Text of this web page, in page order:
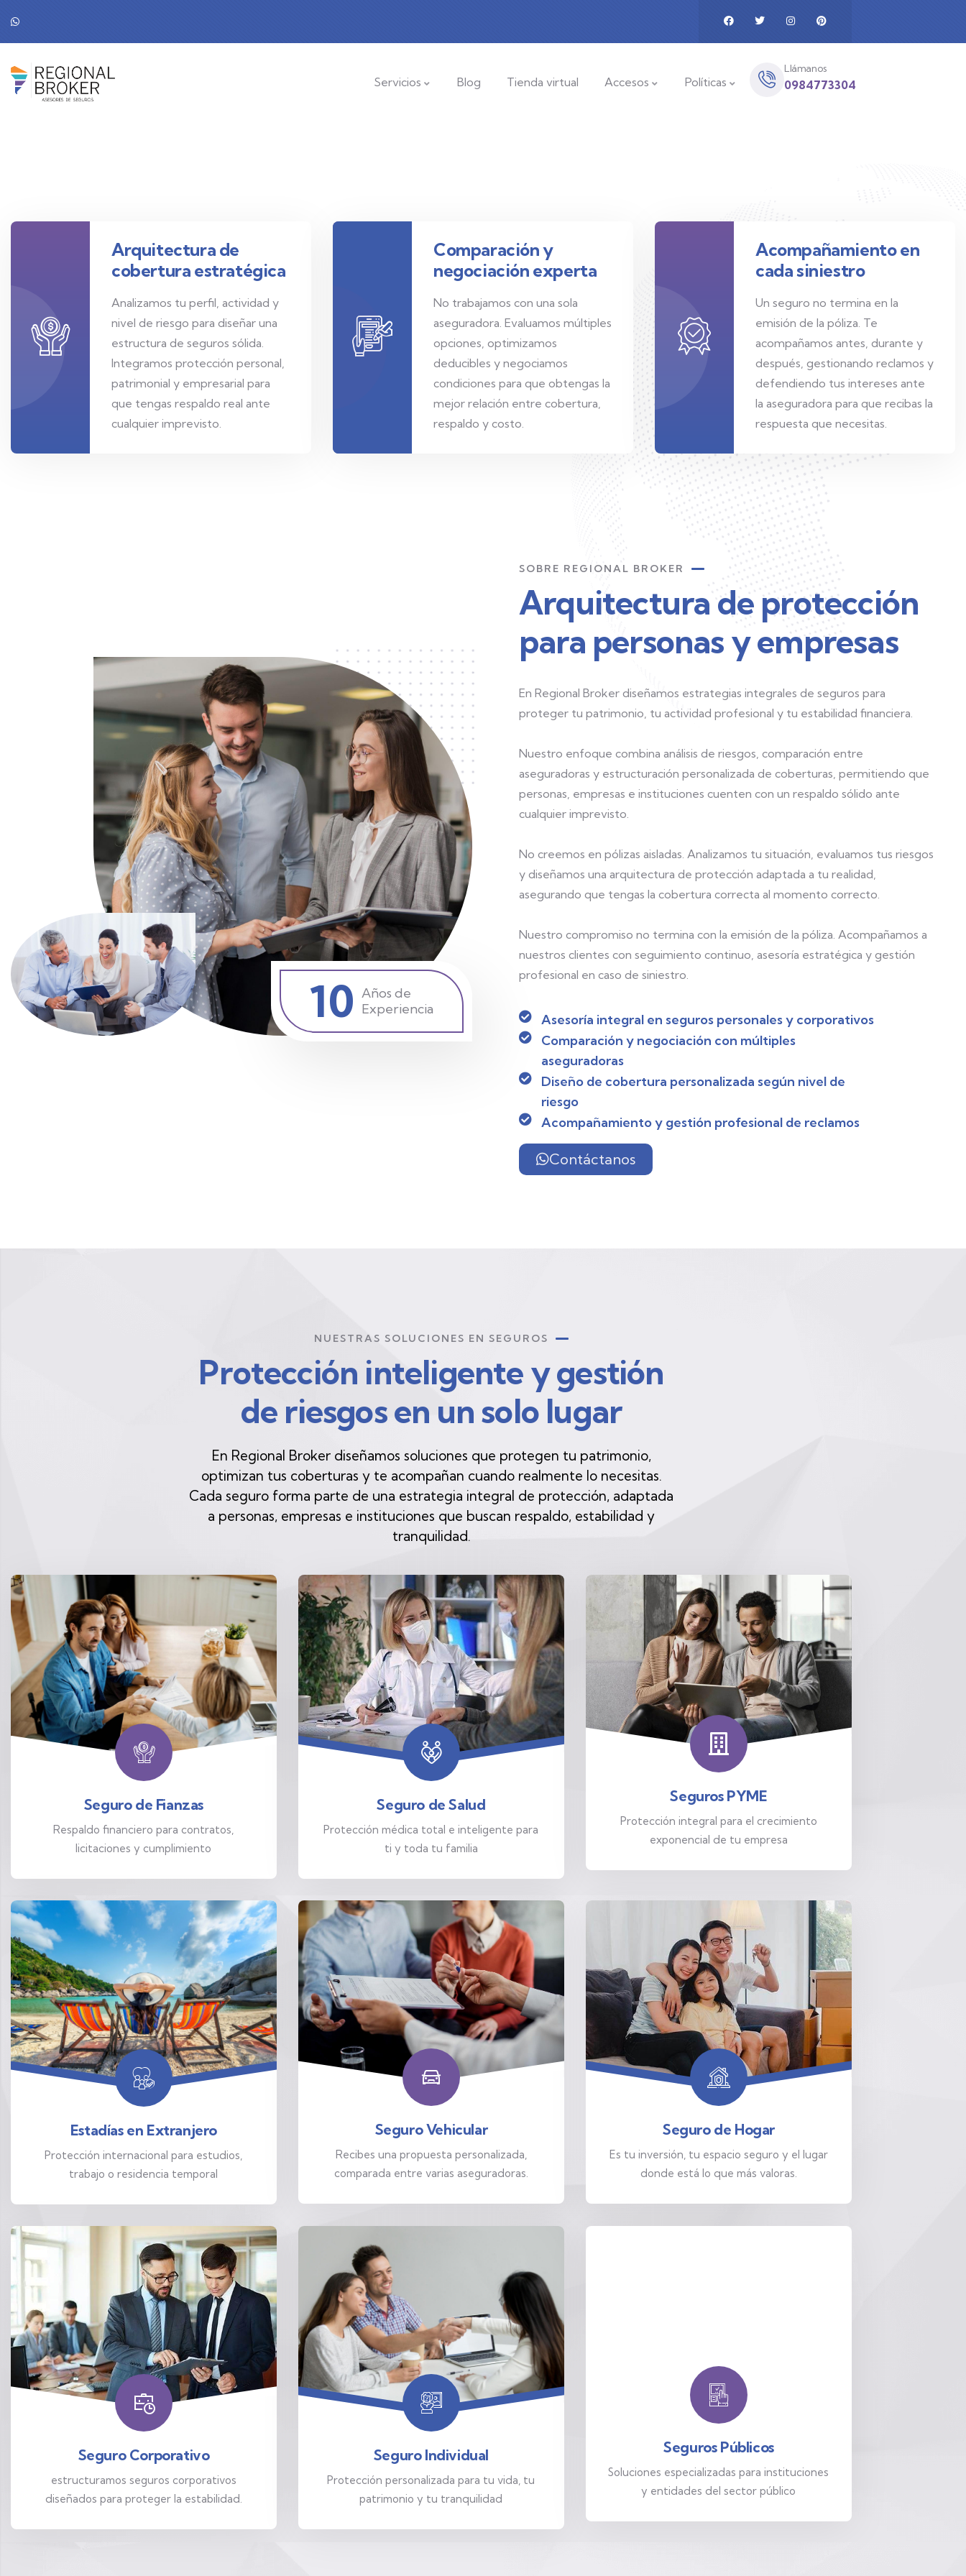
Servicios Blog Tienda virtual Accesos Políticas
Llámanos
0984773304
Arquitectura de
cobertura estratégica
Analizamos tu perfil, actividad y
nivel de riesgo para diseñar una
estructura de seguros sólida.
Integramos protección personal,
patrimonial y empresarial para
que tengas respaldo real ante
cualquier imprevisto.
Comparación y
negociación experta
No trabajamos con una sola
aseguradora. Evaluamos múltiples
opciones, optimizamos
deducibles y negociamos
condiciones para que obtengas la
mejor relación entre cobertura,
respaldo y costo.
Acompañamiento en
cada siniestro
Un seguro no termina en la
emisión de la póliza. Te
acompañamos antes, durante y
después, gestionando reclamos y
defendiendo tus intereses ante
la aseguradora para que recibas la
respuesta que necesitas.
10 Años de
Experiencia
SOBRE REGIONAL BROKER
Arquitectura de protección
para personas y empresas
En Regional Broker diseñamos estrategias integrales de seguros para
proteger tu patrimonio, tu actividad profesional y tu estabilidad financiera.
Nuestro enfoque combina análisis de riesgos, comparación entre
aseguradoras y estructuración personalizada de coberturas, permitiendo que
personas, empresas e instituciones cuenten con un respaldo sólido ante
cualquier imprevisto.
No creemos en pólizas aisladas. Analizamos tu situación, evaluamos tus riesgos
y diseñamos una arquitectura de protección adaptada a tu realidad,
asegurando que tengas la cobertura correcta al momento correcto.
Nuestro compromiso no termina con la emisión de la póliza. Acompañamos a
nuestros clientes con seguimiento continuo, asesoría estratégica y gestión
profesional en caso de siniestro.
Asesoría integral en seguros personales y corporativos
Comparación y negociación con múltiples
aseguradoras
Diseño de cobertura personalizada según nivel de
riesgo
Acompañamiento y gestión profesional de reclamos
Contáctanos
NUESTRAS SOLUCIONES EN SEGUROS
Protección inteligente y gestión
de riesgos en un solo lugar
En Regional Broker diseñamos soluciones que protegen tu patrimonio,
optimizan tus coberturas y te acompañan cuando realmente lo necesitas.
Cada seguro forma parte de una estrategia integral de protección, adaptada
a personas, empresas e instituciones que buscan respaldo, estabilidad y
tranquilidad.
Seguro de Fianzas
Respaldo financiero para contratos,
licitaciones y cumplimiento
Seguro de Salud
Protección médica total e inteligente para
ti y toda tu familia
Seguros PYME
Protección integral para el crecimiento
exponencial de tu empresa
Estadías en Extranjero
Protección internacional para estudios,
trabajo o residencia temporal
Seguro Vehicular
Recibes una propuesta personalizada,
comparada entre varias aseguradoras.
Seguro de Hogar
Es tu inversión, tu espacio seguro y el lugar
donde está lo que más valoras.
Seguro Corporativo
estructuramos seguros corporativos
diseñados para proteger la estabilidad.
Seguro Individual
Protección personalizada para tu vida, tu
patrimonio y tu tranquilidad
Seguros Públicos
Soluciones especializadas para instituciones
y entidades del sector público